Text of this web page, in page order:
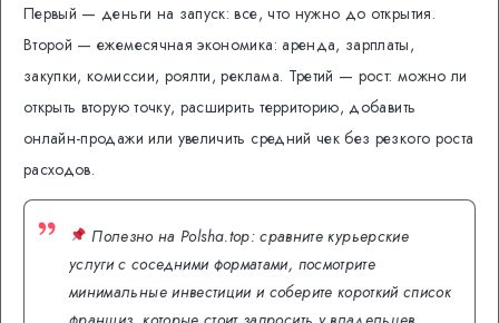
Первый — деньги на запуск: все, что нужно до открытия.
Второй — ежемесячная экономика: аренда, зарплаты,
закупки, комиссии, роялти, реклама. Третий — рост: можно ли
открыть вторую точку, расширить территорию, добавить
онлайн-продажи или увеличить средний чек без резкого роста
расходов.
Полезно на Polsha.top: сравните курьерские
услуги с соседними форматами, посмотрите
минимальные инвестиции и соберите короткий список